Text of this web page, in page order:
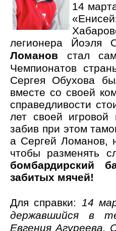
14
легионера Йоэля
Ломанов стал
Чемпионатов
Сергея Обухова
вместе со своей
справедливости
лет своей
забив при этом
а Сергей Ломанов,
чтобы разменять
бомбардирский
забитых мячей!
Для справки: 14
державшийся в
Евгения